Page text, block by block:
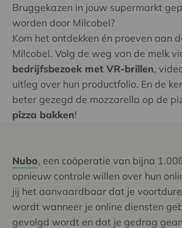
Bruggekazen in jouw supermarkt
worden door Milcobel?
Kom het ontdekken én proeven aan
Milcobel. Volg de weg van de melk
bedrijfsbezoek met VR-brillen,
uitleg over hun productfolio. En de
beter gezegd de mozzarella op de
pizza bakken!
Nubo, een coöperatie van bijna
opnieuw controle willen over hun
jij het aanvaardbaar dat je
wordt wanneer je online diensten
gevolgd wordt en dat je gedrag